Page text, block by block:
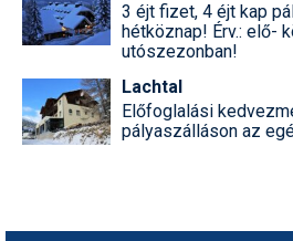
3 éjt fizet, 4 éjt kap
hétköznap! Érv.: elő-
utószezonban!
Lachtal
Előfoglalási
pályaszálláson az